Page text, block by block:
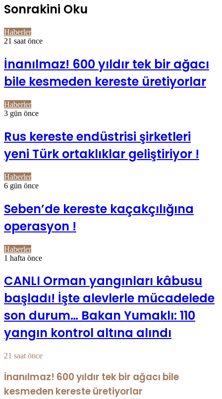
Sonrakini Oku
Haberler
21 saat önce
İnanılmaz! 600 yıldır tek bir ağacı
bile kesmeden kereste üretiyorlar
Haberler
3 gün önce
Rus kereste endüstrisi şirketleri
yeni Türk ortaklıklar geliştiriyor !
Haberler
6 gün önce
Seben’de kereste kaçakçılığına
operasyon !
Haberler
1 hafta önce
CANLI Orman yangınları kâbusu
başladı! İşte alevlerle mücadelede
son durum… Bakan Yumaklı: 110
yangın kontrol altına alındı
21 saat önce
İnanılmaz! 600 yıldır tek bir ağacı bile
kesmeden kereste üretiyorlar